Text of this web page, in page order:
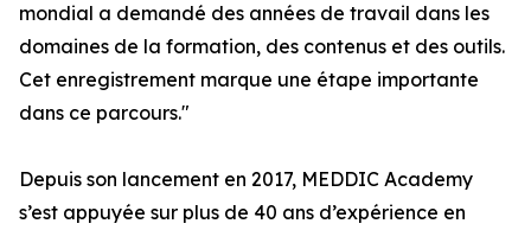
mondial a demandé des années de travail dans les
domaines de la formation, des contenus et des outils.
Cet enregistrement marque une étape importante
dans ce parcours."
Depuis son lancement en 2017, MEDDIC Academy
s’est appuyée sur plus de 40 ans d’expérience en